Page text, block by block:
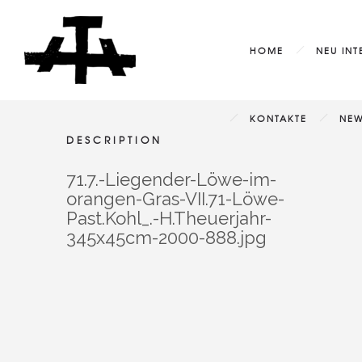
HOME NEU
KONTAKTE
DESCRIPTION
71.7.-Liegender-Löwe-im-
orangen-Gras-VII.71-Löwe-
Past.Kohl_.-H.Theuerjahr-
345x45cm-2000-888.jpg